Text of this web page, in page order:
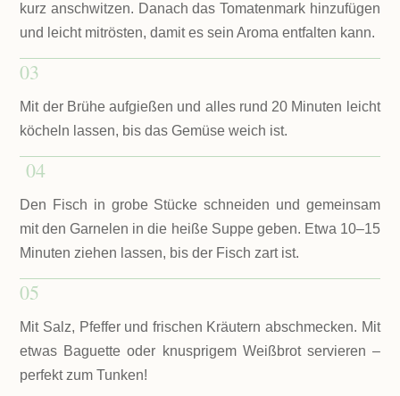
kurz anschwitzen. Danach das Tomatenmark hinzufügen
und leicht mitrösten, damit es sein Aroma entfalten kann.
03
Mit der Brühe aufgießen und alles rund 20 Minuten leicht
köcheln lassen, bis das Gemüse weich ist.
04
Den Fisch in grobe Stücke schneiden und gemeinsam
mit den Garnelen in die heiße Suppe geben. Etwa 10–15
Minuten ziehen lassen, bis der Fisch zart ist.
05
Mit Salz, Pfeffer und frischen Kräutern abschmecken. Mit
etwas Baguette oder knusprigem Weißbrot servieren –
perfekt zum Tunken!